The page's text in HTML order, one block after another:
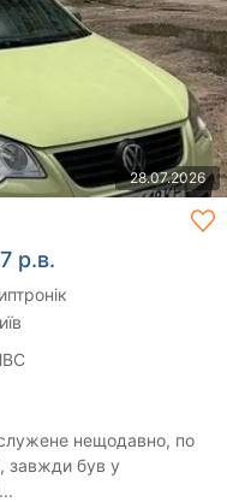
28.07.2026
р.в.
нещодавно, по
завжди був у